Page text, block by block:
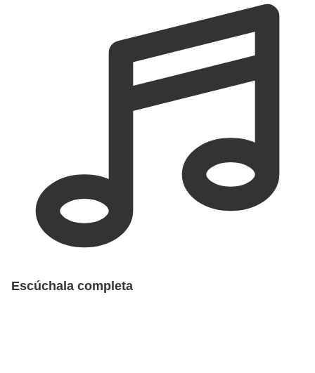
Escúchala completa